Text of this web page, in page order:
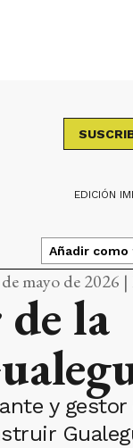
EDICIÓN
Añadir
mayo de 2026 |
la
y